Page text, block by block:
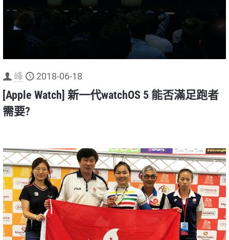
峰 2018-06-18
[Apple Watch] 新一代watchOS 5 能否滿足跑者
需要?